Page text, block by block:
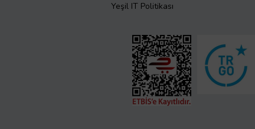
Yeşil IT Politikası